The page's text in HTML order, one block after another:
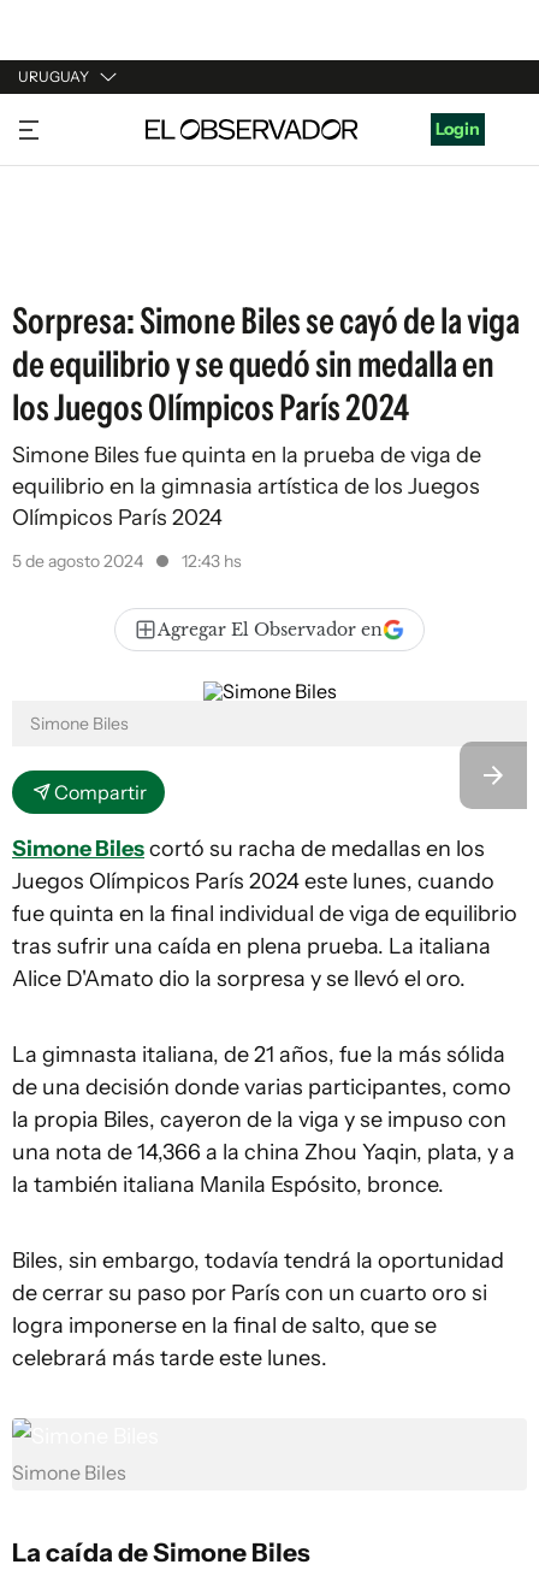
URUGUAY
URUGUAY
ARGENTINA
Login
Sorpresa: Simone Biles se cayó de la viga
de equilibrio y se quedó sin medalla en
los Juegos Olímpicos París 2024
Simone Biles fue quinta en la prueba de viga de
equilibrio en la gimnasia artística de los Juegos
Olímpicos París 2024
5 de agosto 2024 12:43 hs
Agregar El Observador en
Simone Biles
Compartir
Simone Bilescortó su racha de medallas en los
Juegos Olímpicos París 2024 este lunes, cuando
fue quinta en la final individual de viga de equilibrio
tras sufrir una caída en plena prueba. La italiana
Alice D'Amato dio la sorpresa y se llevó el oro.
La gimnasta italiana, de 21 años, fue la más sólida
de una decisión donde varias participantes, como
la propia Biles, cayeron de la viga y se impuso con
una nota de 14,366 a la china Zhou Yaqin, plata, y a
la también italiana Manila Espósito, bronce.
Biles, sin embargo, todavía tendrá la oportunidad
de cerrar su paso por París con un cuarto oro si
logra imponerse en la final de salto, que se
celebrará más tarde este lunes.
Simone Biles
La caída de Simone Biles